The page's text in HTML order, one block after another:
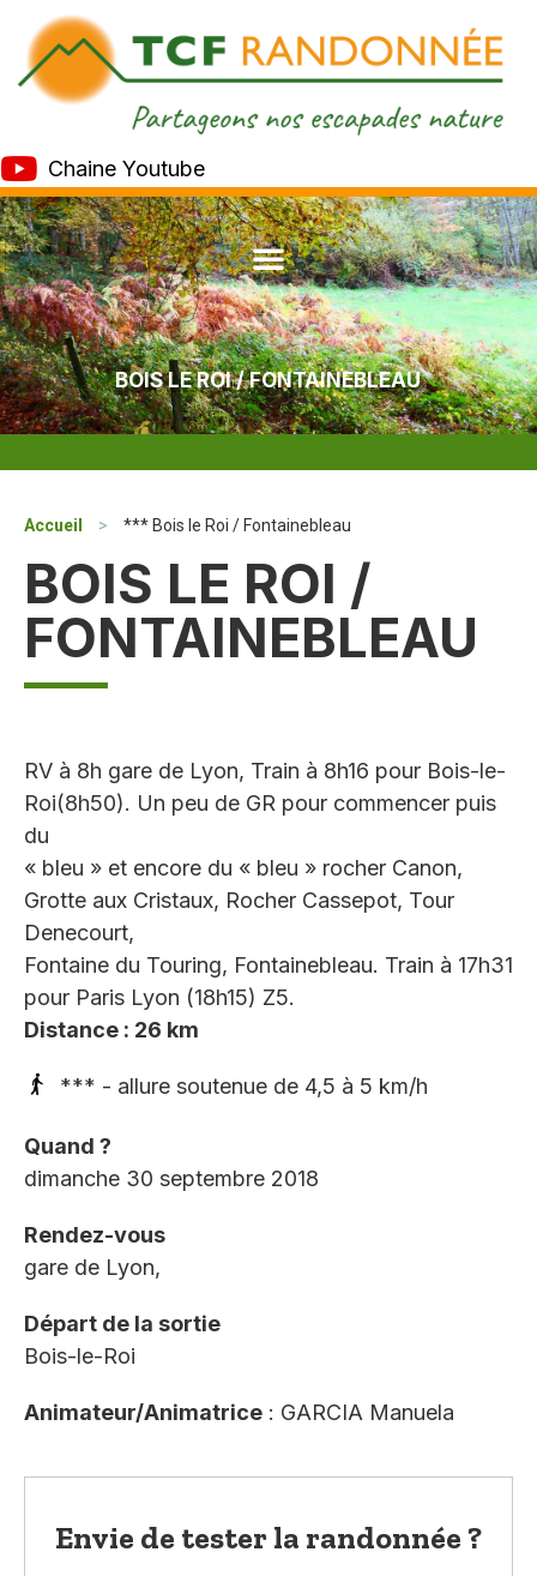
Chaine Youtube
BOIS LE ROI / FONTAINEBLEAU
Accueil > *** Bois le Roi / Fontainebleau
BOIS LE ROI /
FONTAINEBLEAU
RV à 8h gare de Lyon, Train à 8h16 pour Bois-le-
Roi(8h50). Un peu de GR pour commencer puis
du
« bleu » et encore du « bleu » rocher Canon,
Grotte aux Cristaux, Rocher Cassepot, Tour
Denecourt,
Fontaine du Touring, Fontainebleau. Train à 17h31
pour Paris Lyon (18h15) Z5.
Distance : 26 km
*** - allure soutenue de 4,5 à 5 km/h
Quand ?
dimanche 30 septembre 2018
Rendez-vous
gare de Lyon,
Départ de la sortie
Bois-le-Roi
Animateur/Animatrice : GARCIA Manuela
Envie de tester la randonnée ?